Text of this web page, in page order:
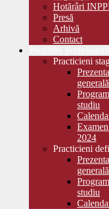
Hotărâri
Presă
Arhivă
Contact
Practicieni
generală
studiu
2024
Practicieni
generală
studiu